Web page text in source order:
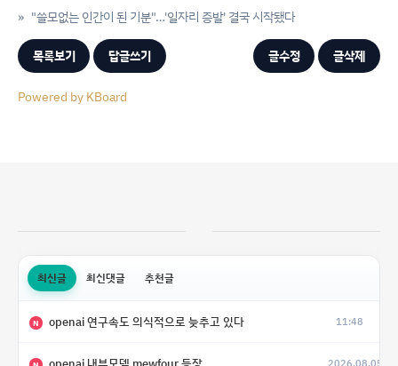
"쓸모없는 인간이 된 기분"…'일자리 증발' 결국 시작됐다
»
목록보기 답글쓰기 글수정 글삭제
Powered by KBoard
최신글 최신댓글 추천글
N openai 연구속도 의식적으로 늦추고 있다 11:48